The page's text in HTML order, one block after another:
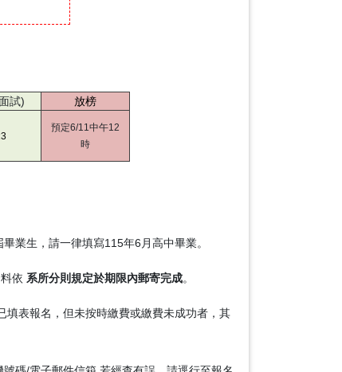
試) 放榜
預定6/11中午12
時
業生，請一律填寫115年6月高中畢業。
依 系所分則規定於期限內郵寄完成。
填表報名，但未按時繳費或繳費未成功者，其